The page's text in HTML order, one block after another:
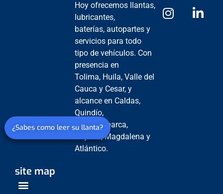
¿Sabes como leer su llanta?
Hoy ofrecemos llantas,
lubricantes,
baterías, autopartes y
servicios para todo
tipo de vehículos. Con
presencia en
Tolima, Huila, Valle del
Cauca y Cesar, y
alcance en Caldas,
Quindío,
Cundinamarca,
Boyacá, Magdalena y
Atlántico.
site map